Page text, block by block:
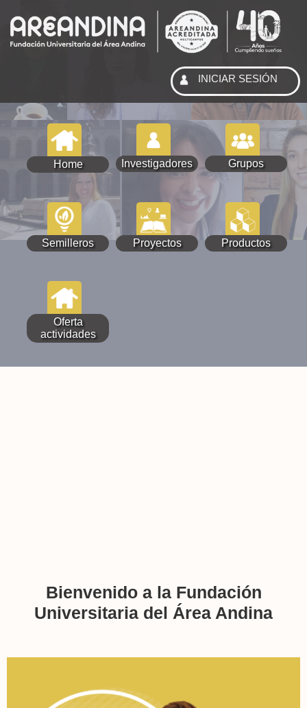
Home Investigadores Grupos
Semilleros Proyectos Productos
Oferta
actividades
INICIAR SESIÓN
Bienvenido a la Fundación
Universitaria del Área Andina